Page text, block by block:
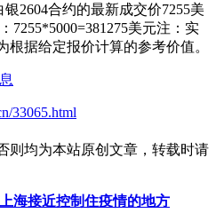
2604合约的最新成交价7255美
7255*5000=381275美元注：实
据给定报价计算的参考价值。
33065.html
则均为本站原创文章，转载时请
海接近控制住疫情的地方